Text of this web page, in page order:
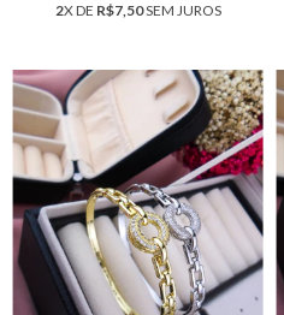
2X DE R$7,50SEM JUROS